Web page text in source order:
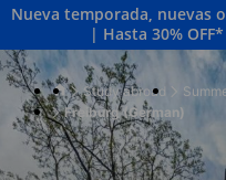
Nueva temporada, nuevas
| Hasta 30%
Study abroad
Freiburg (German)